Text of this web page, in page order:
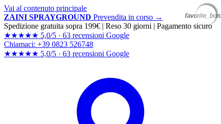
Vai al contenuto principale
ZAINI SPRAYGROUND Prevendita in corso →
Spedizione gratuita sopra 199€ | Reso 30 giorni | Pagamento sicuro
★★★★★ 5,0/5 · 63 recensioni Google
Chiamaci: +39 0823 526748
★★★★★ 5,0/5 · 63 recensioni Google